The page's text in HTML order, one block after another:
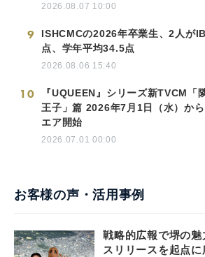
2026.08.07 10:00
9
ISHCMCの2026年卒業生、2人が
点、学年平均34.5点
2026.08.06 15:40
10
『UQUEEN』シリーズ新TVCM「
王子」篇 2026年7月1日（水）か
エア開始
2026.07.01 00:00
お客様の声・活用事例
戦略的広報で堺の
スリリースを起点